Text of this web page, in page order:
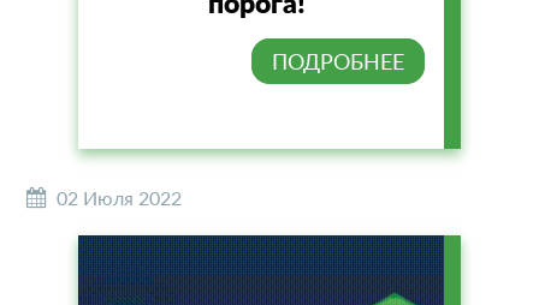
ПОДРОБНЕЕ
02 Июля 2022